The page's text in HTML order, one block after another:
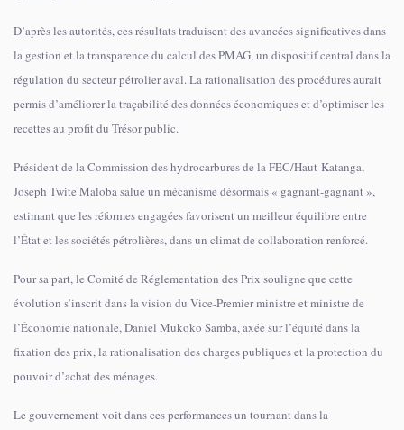
D’après les autorités, ces résultats traduisent des avancées significatives dans
la gestion et la transparence du calcul des PMAG, un dispositif central dans la
régulation du secteur pétrolier aval. La rationalisation des procédures aurait
permis d’améliorer la traçabilité des données économiques et d’optimiser les
recettes au profit du Trésor public.
Président de la Commission des hydrocarbures de la FEC/Haut-Katanga,
Joseph Twite Maloba salue un mécanisme désormais « gagnant-gagnant »,
estimant que les réformes engagées favorisent un meilleur équilibre entre
l’État et les sociétés pétrolières, dans un climat de collaboration renforcé.
Pour sa part, le Comité de Réglementation des Prix souligne que cette
évolution s’inscrit dans la vision du Vice-Premier ministre et ministre de
l’Économie nationale, Daniel Mukoko Samba, axée sur l’équité dans la
fixation des prix, la rationalisation des charges publiques et la protection du
pouvoir d’achat des ménages.
Le gouvernement voit dans ces performances un tournant dans la